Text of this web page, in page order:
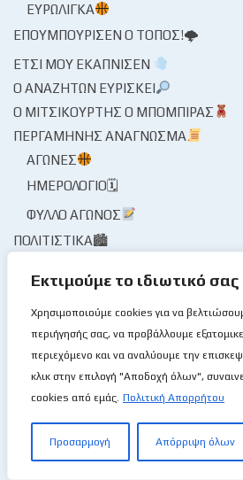
Εκτιμούμε το ιδιωτικό
Χρησιμοποιούμε cookies για να
περιήγησής σας, να προβάλλουμε
περιεχόμενο και να αναλύουμε την
κλικ στην επιλογή "Αποδοχή όλων",
cookies από εμάς. Πολιτική Απορρήτου
Προσαρμογή Απόρριψη όλων
ΕΥΡΩΛΊΓΚΑ
ΕΠΟΥΜΠΟΎΡΙΣΕΝ Ο ΤΌΠΟΣ!🌩
ΈΤΣΙ ΜΟΥ ΕΚΆΠΝΙΣΕΝ
Ο ΑΝΑΖΗΤΏΝ ΕΥΡΊΣΚΕΙ
Ο ΜΙΤΣΙΚΟΥΡΤΉΣ Ο ΜΠΌΜΠΙΡΑΣ
ΠΕΡΓΑΜΗΝΉΣ ΑΝΆΓΝΩΣΜΑ
ΑΓΏΝΕΣ
ΗΜΕΡΟΛΌΓΙΟ🗓
ΦΎΛΛΟ ΑΓΏΝΟΣ
ΠΟΛΙΤΙΣΤΙΚΆ🏙
ΠΡΌΣΩΠΑ / ΣΥΝΕΝΤΕΎΞΕΙΣ🎙
ΠΡΌΣΩΠΑ
ΣΥΝΈΝΤΕΥΞΗ🎙
ΤΟ ΜΠΆΣΚΕΤ ΜΟΥ ΤΟ ΛΛΊΟΝ
ΦΑΚΌΣ / ΜΑΓΝΗΤΟΣΚΌΠΙΟ